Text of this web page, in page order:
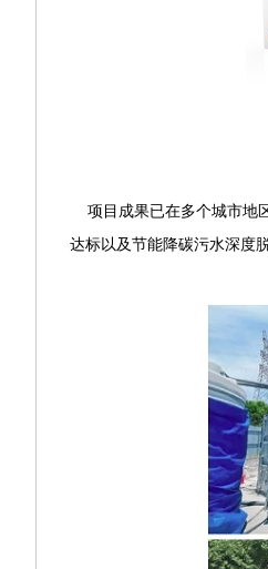
项目成果已在多个城市地
达标以及节能降碳污水深度